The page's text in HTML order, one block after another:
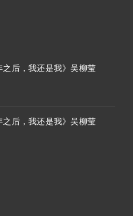
后，我还是我》吴柳莹
后，我还是我》吴柳莹